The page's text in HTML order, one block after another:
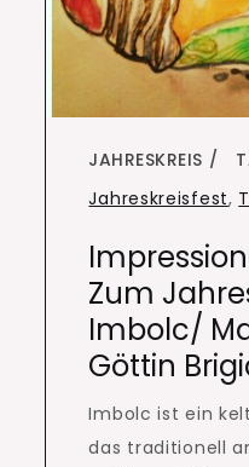
JAHRESKREIS
Jahreskreisfest,
Zum
Imbolc/
Göttin
Imbolc ist ein
das traditionell